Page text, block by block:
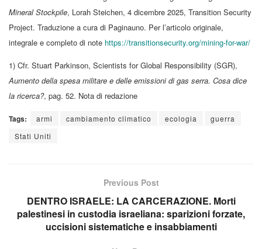
Mineral Stockpile, Lorah Steichen, 4 dicembre 2025, Transition Security
Project. Traduzione a cura di Paginauno. Per l’articolo originale,
integrale e completo di note https://transitionsecurity.org/mining-for-war/
1) Cfr. Stuart Parkinson, Scientists for Global Responsibility (SGR),
Aumento della spesa militare e delle emissioni di gas serra. Cosa dice
la ricerca?, pag. 52. Nota di redazione
Tags: armi cambiamento climatico ecologia
guerra
Stati Uniti
Previous Post
DENTRO ISRAELE: LA CARCERAZIONE. Morti
palestinesi in custodia israeliana: sparizioni forzate,
uccisioni sistematiche e insabbiamenti